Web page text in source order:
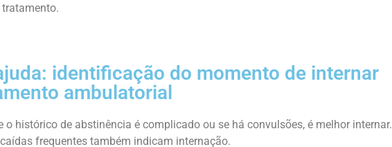
identificação do momento de internar
ambulatorial
o histórico de abstinência é complicado ou se há convulsões, é melhor internar.
frequentes também indicam internação.